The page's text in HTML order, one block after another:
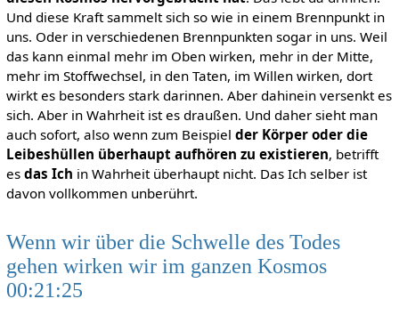
Und diese Kraft sammelt sich so wie in einem Brennpunkt in
uns. Oder in verschiedenen Brennpunkten sogar in uns. Weil
das kann einmal mehr im Oben wirken, mehr in der Mitte,
mehr im Stoffwechsel, in den Taten, im Willen wirken, dort
wirkt es besonders stark darinnen. Aber dahinein versenkt es
sich. Aber in Wahrheit ist es draußen. Und daher sieht man
auch sofort, also wenn zum Beispiel der Körper oder die
Leibeshüllen überhaupt aufhören zu existieren, betrifft
es das Ich in Wahrheit überhaupt nicht. Das Ich selber ist
davon vollkommen unberührt.
Wenn wir über die Schwelle des Todes
gehen wirken wir im ganzen Kosmos
00:21:25